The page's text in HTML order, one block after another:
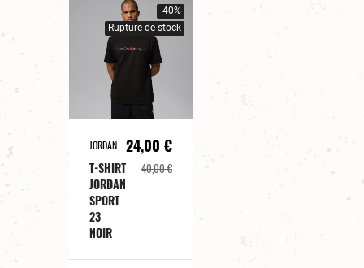
-40%
Rupture de stock
JORDAN
T-SHIRT
JORDAN
SPORT
23
NOIR
24,00 €
40,00 €